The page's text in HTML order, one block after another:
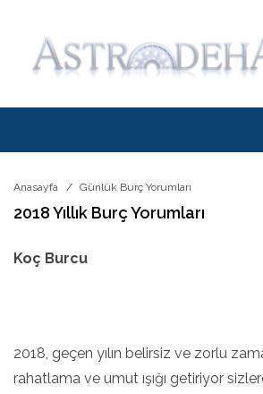
Anasayfa Günlük Burç Yorumları
2018 Yıllık Burç Yorumları
Koç Burcu
2018, geçen yılın belirsiz ve zorlu
rahatlama ve umut ışığı getiriyor